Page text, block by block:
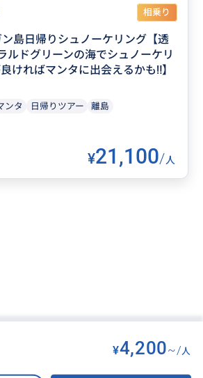
相乗り
島日帰りシュノーケリング【透
ルドグリーンの海でシュノーケリ
ければマンタに出会えるかも‼】
ンタ 日帰りツアー 離島
¥21,100/人
¥4,200~/ 人